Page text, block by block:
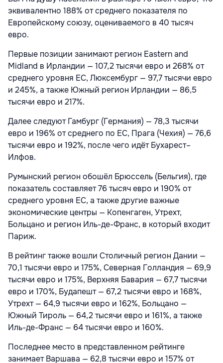
эквивалентно 188% от среднего показателя по
Европейскому союзу, оцениваемого в 40 тысяч
евро.
Первые позиции занимают регион Eastern and
Midland в Ирландии — 107,2 тысячи евро и 268% от
среднего уровня ЕС, Люксембург — 97,7 тысячи евро
и 245%, а также Южный регион Ирландии — 86,5
тысячи евро и 217%.
Далее следуют Гамбург (Германия) — 78,3 тысячи
евро и 196% от среднего по ЕС, Прага (Чехия) — 76,6
тысячи евро и 192%, после чего идёт Бухарест–
Илфов.
Румынский регион обошёл Брюссель (Бельгия), где
показатель составляет 76 тысяч евро и 190% от
среднего уровня ЕС, а также другие важные
экономические центры — Копенгаген, Утрехт,
Больцано и регион Иль-де-Франс, в который входит
Париж.
В рейтинг также вошли Столичный регион Дании —
70,1 тысячи евро и 175%, Северная Голландия — 69,9
тысячи евро и 175%, Верхняя Бавария — 67,7 тысячи
евро и 170%, Будапешт — 67,2 тысячи евро и 168%,
Утрехт — 64,9 тысячи евро и 162%, Больцано —
Южный Тироль — 64,2 тысячи евро и 161%, а также
Иль-де-Франс — 64 тысячи евро и 160%.
Последнее место в представленном рейтинге
занимает Варшава — 62,8 тысячи евро и 157% от